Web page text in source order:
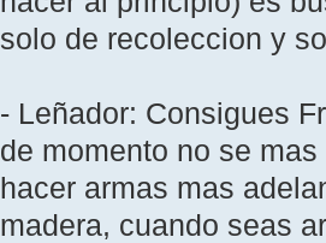
solo de recoleccion y
- Leñador: Consigues
de momento no se
hacer armas mas
madera, cuando seas